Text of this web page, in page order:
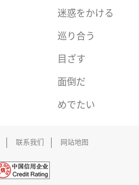
迷惑をかける
巡り合う
目ざす
面倒だ
めでたい
联系我们 网站地图